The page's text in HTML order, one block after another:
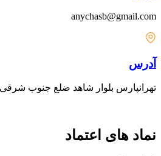
anychasb@gmail.com
آدرس
تهرانپارس بلوار شاهد ضلع جنوب شرقی
نماد های اعتماد